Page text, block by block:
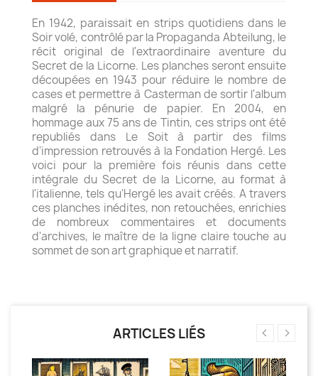
En 1942, paraissait en strips quotidiens dans le
Soir volé, contrôlé par la Propaganda Abteilung, le
récit original de l'extraordinaire aventure du
Secret de la Licorne. Les planches seront ensuite
découpées en 1943 pour réduire le nombre de
cases et permettre à Casterman de sortir l'album
malgré la pénurie de papier. En 2004, en
hommage aux 75 ans de Tintin, ces strips ont été
republiés dans Le Soit à partir des films
d'impression retrouvés à la Fondation Hergé. Les
voici pour la première fois réunis dans cette
intégrale du Secret de la Licorne, au format à
l'italienne, tels qu'Hergé les avait créés. A travers
ces planches inédites, non retouchées, enrichies
de nombreux commentaires et documents
d'archives, le maître de la ligne claire touche au
sommet de son art graphique et narratif.
ARTICLES LIÉS